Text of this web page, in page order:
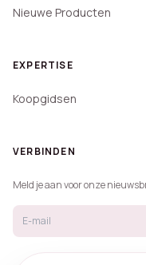
Nieuwe Producten
EXPERTISE
Koopgidsen
VERBINDEN
Meld je aan voor onze